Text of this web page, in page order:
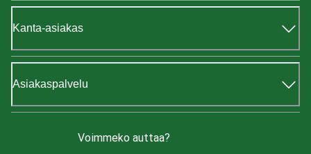
Kanta-asiakas
Asiakaspalvelu
Voimmeko auttaa?